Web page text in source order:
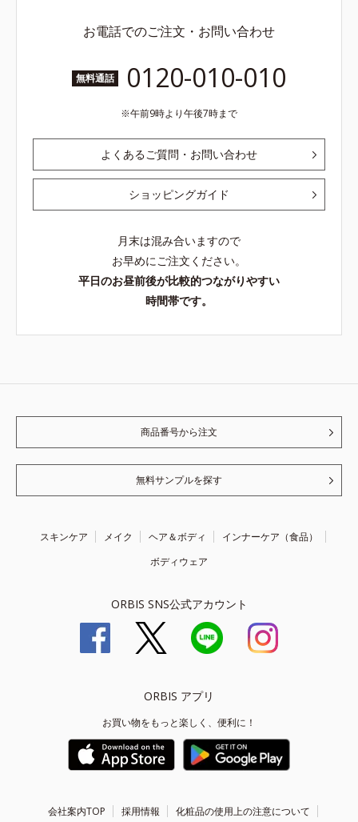
お電話でのご注文・お問い合わせ
無料通話 0120-010-010
午前9時より午後7時まで
よくあるご質問・お問い合わせ
ショッピングガイド
月末は混み合いますので
お早めにご注文ください。
平日のお昼前後が比較的つながりやすい
時間帯です。
商品番号から注文
無料サンプルを探す
スキンケア メイク ヘア＆ボディ
インナーケア（食品）
ボディウェア
ORBIS SNS公式アカウント
ORBIS アプリ
お買い物をもっと楽しく、便利に！
会社案内TOP 採用情報 化粧品の使用上の注意について